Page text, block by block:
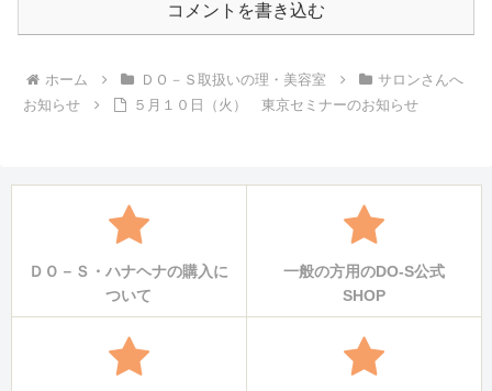
コメントを書き込む
ホーム ＤＯ－Ｓ取扱いの理・美容室
サロンさんへ
お知らせ
５月１０日（火） 東京セミナーのお知らせ
ＤＯ－Ｓ・ハナヘナの購入に
ついて
一般の方用のDO-S公式
SHOP